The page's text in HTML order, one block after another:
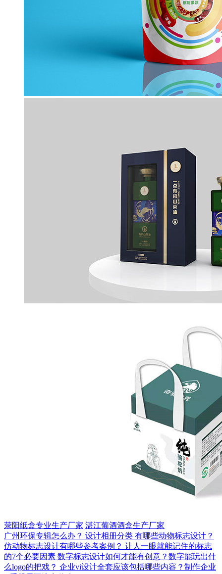
荥阳纸盒专业生产厂家 湛江葡酒酒盒生产厂家
广州环保专辑怎么办？ 设计相册分类 有哪些动物标志设计？
仿动物标志设计有哪些参考案例？ 让人一眼就能记住的标志
的7个必要因素 数字标志设计如何才能有创意？数字能玩出什
么logo的把戏？ 企业vi设计全套应该包括哪些内容？制作企业